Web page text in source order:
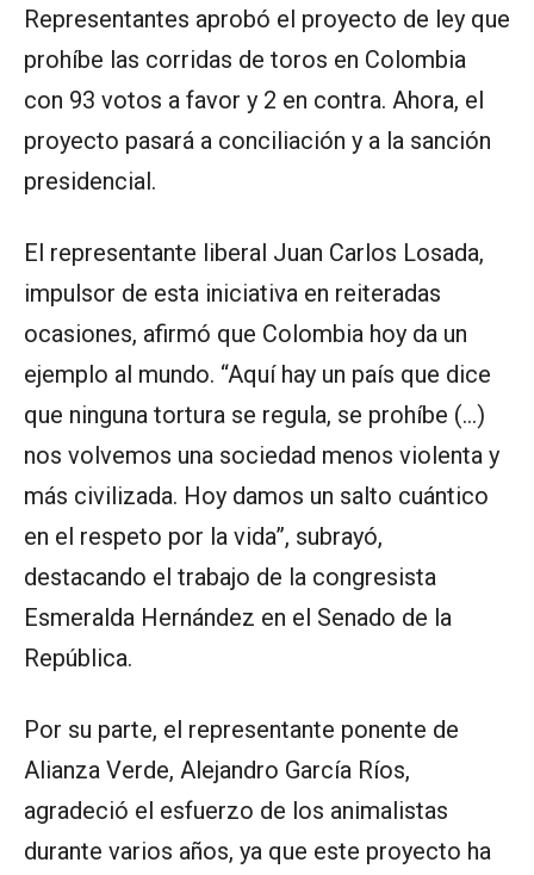
Representantes aprobó el proyecto de ley que
prohíbe las corridas de toros en Colombia
con 93 votos a favor y 2 en contra. Ahora, el
proyecto pasará a conciliación y a la sanción
presidencial.
El representante liberal Juan Carlos Losada,
impulsor de esta iniciativa en reiteradas
ocasiones, afirmó que Colombia hoy da un
ejemplo al mundo. “Aquí hay un país que dice
que ninguna tortura se regula, se prohíbe (…)
nos volvemos una sociedad menos violenta y
más civilizada. Hoy damos un salto cuántico
en el respeto por la vida”, subrayó,
destacando el trabajo de la congresista
Esmeralda Hernández en el Senado de la
República.
Por su parte, el representante ponente de
Alianza Verde, Alejandro García Ríos,
agradeció el esfuerzo de los animalistas
durante varios años, ya que este proyecto ha